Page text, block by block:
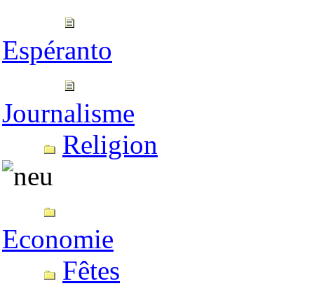
Espéranto
Journalisme
Religion
Economie
Fêtes